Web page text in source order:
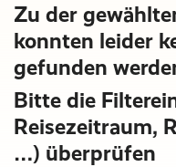
Zu der
konnten leider
gefunden
Bitte die
Reisezeitraum,
…) überprüfen